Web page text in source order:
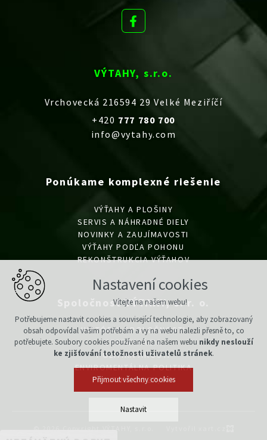
Ponúkame komplexné riešenie
VÝŤAHY A PLOŠINY
SERVIS A NÁHRADNÉ DIELY
NOVINKY A ZAUJÍMAVOSTI
VÝŤAHY PODĽA POHONU
REKONŠTRUKCIA VÝŤAHOV
Spoločnosť VÝTAHY, s. r. o.
HISTÓRIA SPOLOČNOSTI
CERTIFIKÁCIA
POLITIKA AKOSTI
ENVIROMENTÁLNA POLITIKA
POLITIKA BOZP/PO
VÝTAHY, s.r.o.
Vrchovecká 216594 29 Velké Meziříčí
+420 777 780 700
info@vytahy.com
Nastavení cookies
Vítejte na našem webu!
Potřebujeme nastavit cookies a související technologie, aby zobrazovaný
obsah odpovídal vašim potřebám a vy na webu nalezli přesně to, co
potřebujete. Soubory cookies používané na našem webu nikdy neslouží
ke zjišťování totožnosti uživatelů stránek.
Přijmout všechny cookies
Nastavit